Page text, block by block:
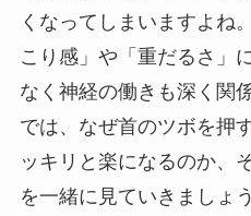
くなってしまいますよね
こり感」や「重だるさ」
なく神経の働きも深く関
では、なぜ首のツボを押
ッキリと楽になるのか、
を一緒に見ていきましょ